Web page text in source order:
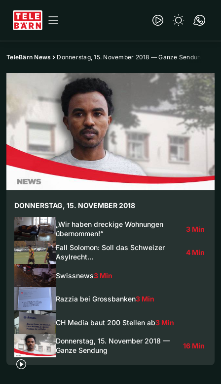
TeleBärn News Donnerstag, 15. November 2018 — Ganze Sendung
DONNERSTAG, 15. NOVEMBER 2018
„Wir haben dreckige Wohnungen
übernommen!“
3 Min
Fall Solomon: Soll das Schweizer
Asylrecht…
4 Min
Swissnews3 Min
Razzia bei Grossbanken3 Min
CH Media baut 200 Stellen ab3 Min
Donnerstag, 15. November 2018 —
Ganze Sendung
16 Min